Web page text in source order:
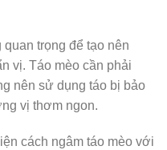
trọng để tạo nên
vị. Táo mèo cần phải
nên sử dụng táo bị bảo
vị thơm ngon.
cách ngâm táo mèo với